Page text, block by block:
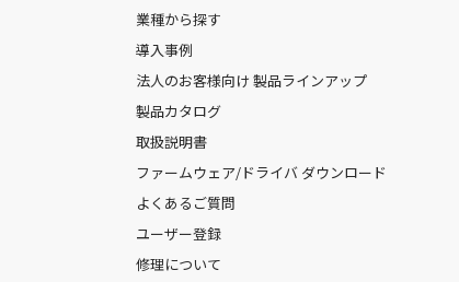
業種から探す
導入事例
法人のお客様向け 製品ラインアップ
製品カタログ
取扱説明書
ファームウェア/ドライバ ダウンロード
よくあるご質問
ユーザー登録
修理について